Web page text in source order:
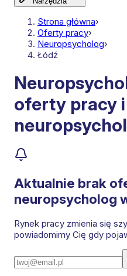
Strona główna›
Oferty pracy›
Neuropsycholog›
Łódź
oferty pracy
Aktualnie brak
neuropsycholog
Rynek pracy zmienia się
powiadomimy Cię gdy